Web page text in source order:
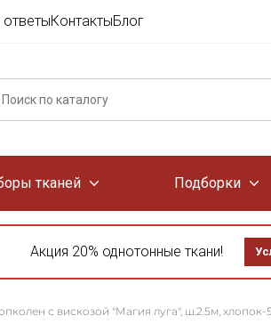
КонтактыБлог
тканей Подборки
Акция 20% однотонные ткани!
с вискозой "Магия луга", ш.2.5м, хлопок-